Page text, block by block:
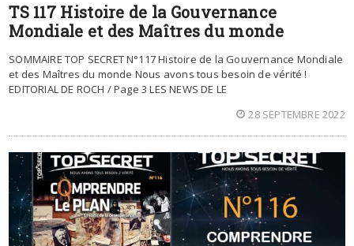
TS 117 Histoire de la Gouvernance
Mondiale et des Maîtres du monde
SOMMAIRE TOP SECRET N°117 Histoire de la Gouvernance Mondiale
et des Maîtres du monde Nous avons tous besoin de vérité !
EDITORIAL DE ROCH / Page 3 LES NEWS DE LE
28 SEPTEMBRE 2022